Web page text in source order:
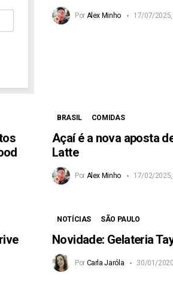
Por Alex Minho 17/07/2025,
BRASIL COMIDAS
Açaí é a nova aposta
Latte
Por Alex Minho 17/02/2025,
NOTÍCIAS SÃO PAULO
Novidade: Gelateria
Por Carla Jaróla 30/01/